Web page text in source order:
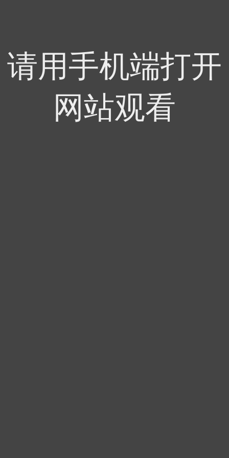
请用手机端打开
网站观看